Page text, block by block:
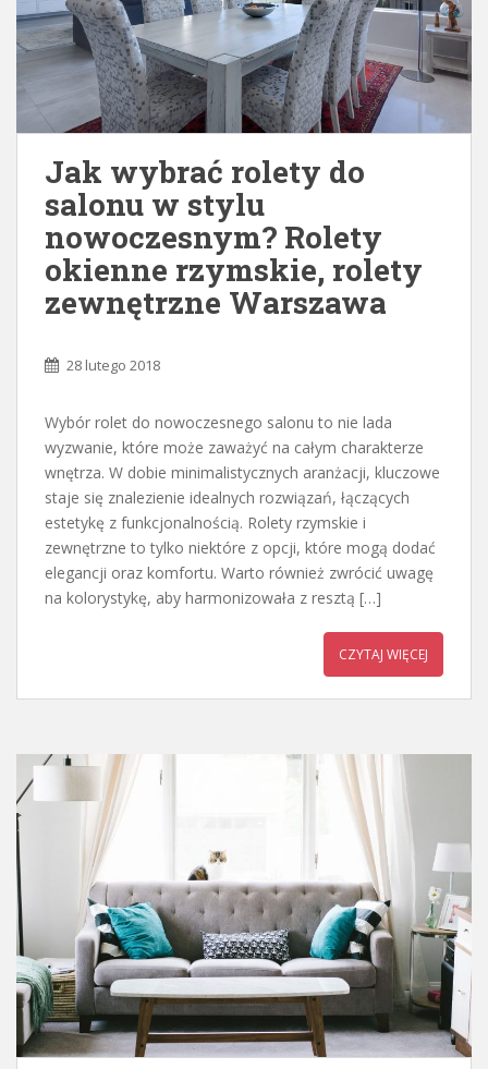
Jak wybrać rolety do
salonu w stylu
nowoczesnym? Rolety
okienne rzymskie, rolety
zewnętrzne Warszawa
28 lutego 2018
Wybór rolet do nowoczesnego salonu to nie lada
wyzwanie, które może zaważyć na całym charakterze
wnętrza. W dobie minimalistycznych aranżacji, kluczowe
staje się znalezienie idealnych rozwiązań, łączących
estetykę z funkcjonalnością. Rolety rzymskie i
zewnętrzne to tylko niektóre z opcji, które mogą dodać
elegancji oraz komfortu. Warto również zwrócić uwagę
na kolorystykę, aby harmonizowała z resztą […]
CZYTAJ WIĘCEJ